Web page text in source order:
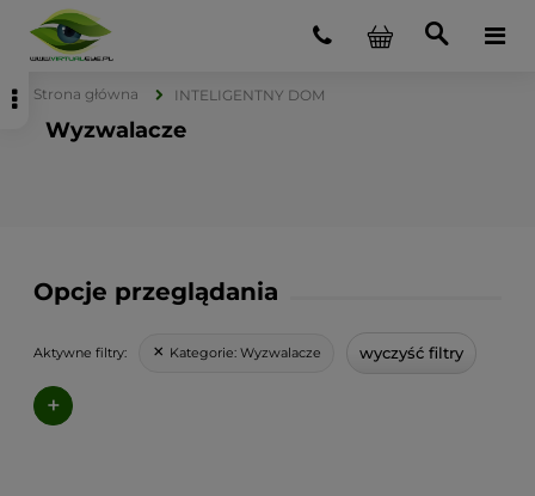
Strona główna INTELIGENTNY DOM
Wyzwalacze
Opcje przeglądania
Aktywne filtry: Kategorie: Wyzwalacze wyczyść filtry
+